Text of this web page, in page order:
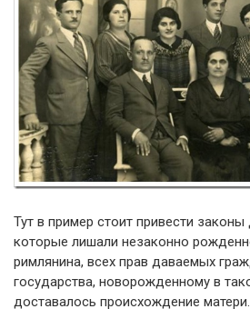
Тут в пример стоит привести
которые лишали незаконно
римлянина, всех прав даваемых
государства, новорожденному в
доставалось происхождение матери.